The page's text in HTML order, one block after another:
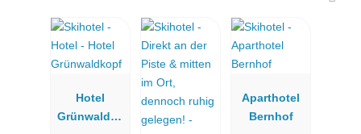
Hotel
Grünwaldko
Aparthotel
Bernhof